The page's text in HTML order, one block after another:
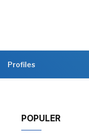
Profiles
POPULER